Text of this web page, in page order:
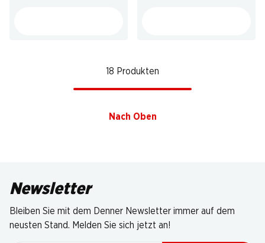
18 Produkten
Nach Oben
Newsletter
Bleiben Sie mit dem Denner Newsletter immer auf dem
neusten Stand. Melden Sie sich jetzt an!